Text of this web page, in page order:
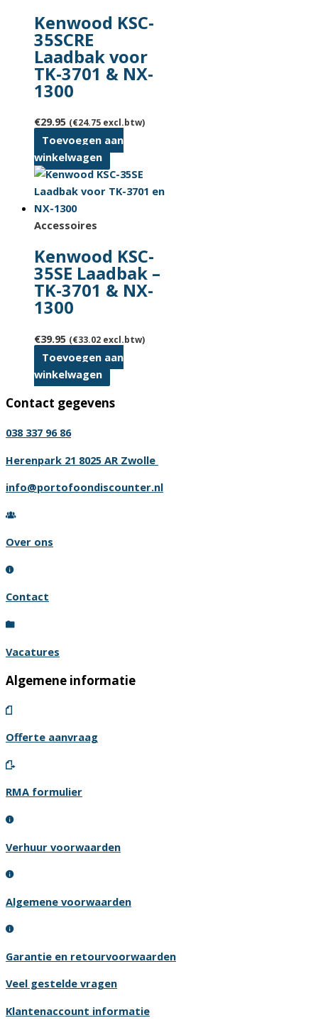
Kenwood KSC-
35SCRE
Laadbak voor
TK-3701 & NX-
1300
€29.95 (€24.75 excl.btw)
Toevoegen aan
winkelwagen
Accessoires
Kenwood KSC-
35SE Laadbak –
TK-3701 & NX-
1300
€39.95 (€33.02 excl.btw)
Toevoegen aan
winkelwagen
Contact gegevens
038 337 96 86
Herenpark 21 8025 AR Zwolle
info@portofoondiscounter.nl
Over ons
Contact
Vacatures
Algemene informatie
Offerte aanvraag
RMA formulier
Verhuur voorwaarden
Algemene voorwaarden
Garantie en retourvoorwaarden
Veel gestelde vragen
Klantenaccount informatie